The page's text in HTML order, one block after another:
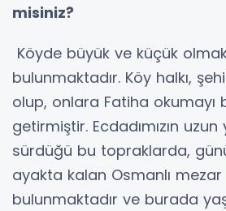
misiniz?
Köyde büyük ve küçük
bulunmaktadır. Köy halkı,
olup, onlara Fatiha okumayı
getirmiştir. Ecdadımızın uzun
sürdüğü bu topraklarda,
ayakta kalan Osmanlı mezar
bulunmaktadır ve burada